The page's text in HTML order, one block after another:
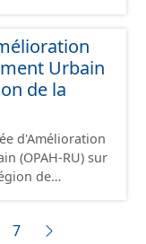
Urbain
de la
d'Amélioration
(OPAH-RU) sur
de
lès-Compiègne.
2026 et
7